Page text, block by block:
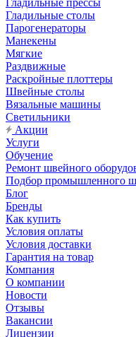
Гладильные прессы
Гладильные столы
Парогенераторы
Манекены
Мягкие
Раздвижные
Раскройные плоттеры
Швейные столы
Вязальные машины
Светильники
Акции
Услуги
Обучение
Ремонт швейного
Подбор промышленного
Блог
Бренды
Как купить
Условия оплаты
Условия доставки
Гарантия на товар
Компания
О компании
Новости
Отзывы
Вакансии
Лицензии